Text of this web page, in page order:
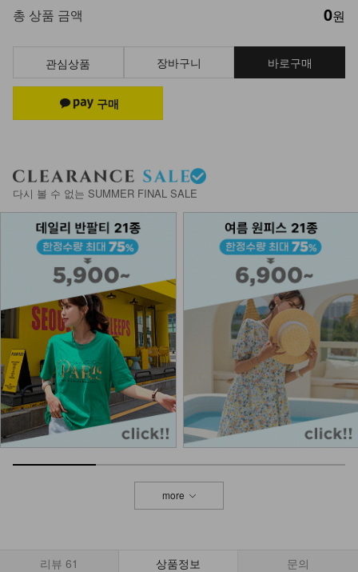
총 상품 금액 0원
관심상품 장바구니 바로구매
다시 볼 수 없는 SUMMER FINAL SALE
more
리뷰 61 상품정보 문의